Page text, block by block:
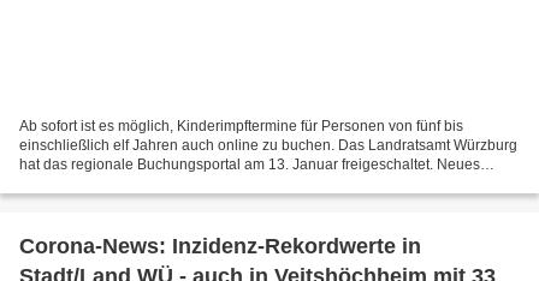
Ab sofort ist es möglich, Kinderimpftermine für Personen von fünf bis
einschließlich elf Jahren auch online zu buchen. Das Landratsamt Würzburg
hat das regionale Buchungsportal am 13. Januar freigeschaltet. Neues
Corona-News: Inzidenz-Rekordwerte in
Stadt/Land WÜ - auch in Veitshöchheim mit 33